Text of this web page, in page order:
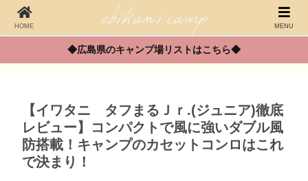
◆広島県のキャンプ場リストはこちら◆
【イワタニ タフまるＪｒ.(ジュニア)徹底
レビュー】コンパクトで風に強いダブル風
防搭載！キャンプのカセットコンロはこれ
で決まり！
HOME MENU